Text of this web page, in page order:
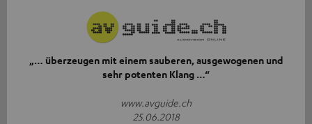
„… überzeugen mit einem sauberen, ausgewogenen und
sehr potenten Klang …“
www.avguide.ch
25.06.2018